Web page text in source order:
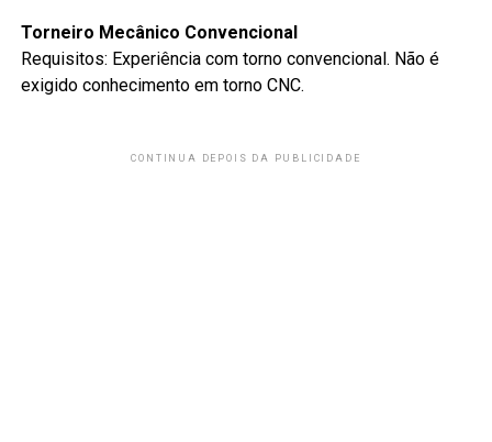
Torneiro Mecânico Convencional
Requisitos: Experiência com torno convencional. Não é
exigido conhecimento em torno CNC.
CONTINUA DEPOIS DA PUBLICIDADE